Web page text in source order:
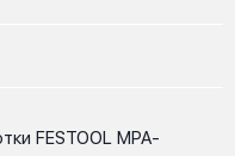
FESTOOL MPA-